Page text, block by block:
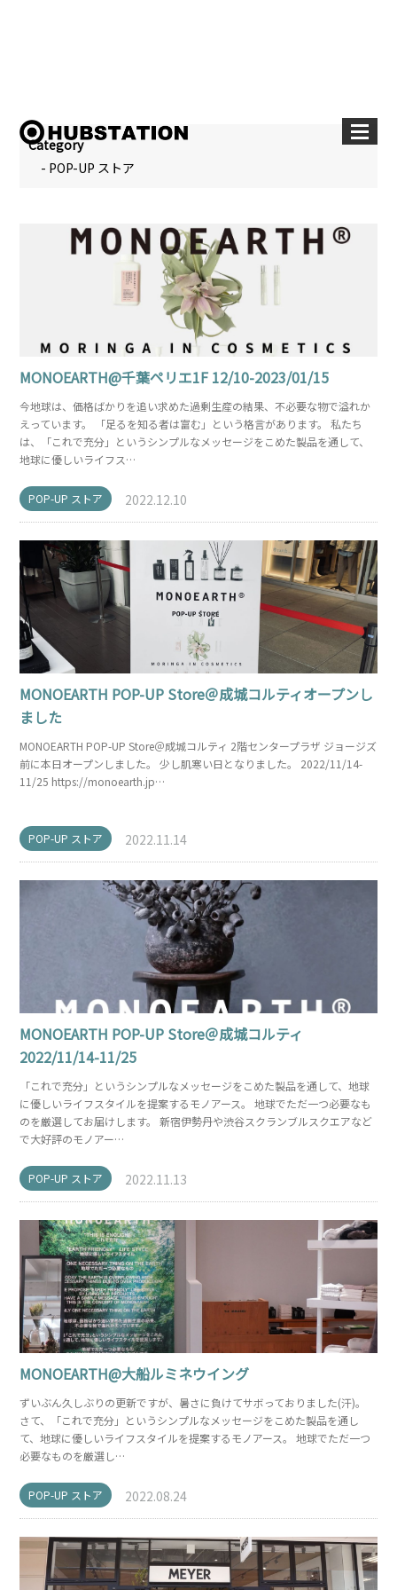
Category
- POP-UP ストア
MONOEARTH@千葉ペリエ1F 12/10-2023/01/15
今地球は、価格ばかりを追い求めた過剰生産の結果、不必要な物で溢れか
えっています。 「足るを知る者は富む」という格言があります。 私たち
は、「これで充分」というシンプルなメッセージをこめた製品を通して、
地球に優しいライフス…
POP-UP ストア 2022.12.10
MONOEARTH POP-UP Store＠成城コルティオープンし
ました
MONOEARTH POP-UP Store＠成城コルティ 2階センタープラザ ジョージズ
前に本日オープンしました。 少し肌寒い日となりました。 2022/11/14-
11/25 https://monoearth.jp…
POP-UP ストア 2022.11.14
MONOEARTH POP-UP Store＠成城コルティ
2022/11/14-11/25
「これで充分」というシンプルなメッセージをこめた製品を通して、地球
に優しいライフスタイルを提案するモノアース。 地球でただ一つ必要なも
のを厳選してお届けします。 新宿伊勢丹や渋谷スクランブルスクエアなど
で大好評のモノアー…
POP-UP ストア 2022.11.13
MONOEARTH@大船ルミネウイング
ずいぶん久しぶりの更新ですが、暑さに負けてサボっておりました(汗)。
さて、「これで充分」というシンプルなメッセージをこめた製品を通し
て、地球に優しいライフスタイルを提案するモノアース。 地球でただ一つ
必要なものを厳選し…
POP-UP ストア 2022.08.24